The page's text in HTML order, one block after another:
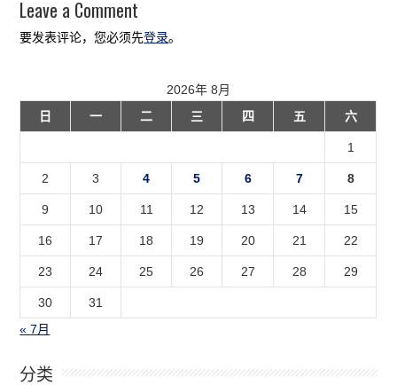
Leave a Comment
要发表评论，您必须先登录。
2026年 8月
日
一 二 三 四 五 六
1
2 3 4 5 6 7 8
9 10 11 12 13 14 15
16 17 18 19 20 21 22
23 24 25 26 27 28 29
30
31
« 7月
分类